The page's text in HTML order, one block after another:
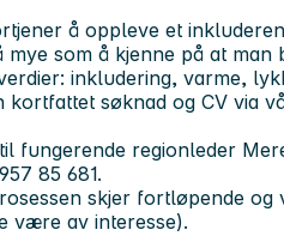
å oppleve et
som å kjenne på at man
inkludering, varme,
søknad og CV via
fungerende regionleder
85 681.
skjer fortløpende
være av interesse).